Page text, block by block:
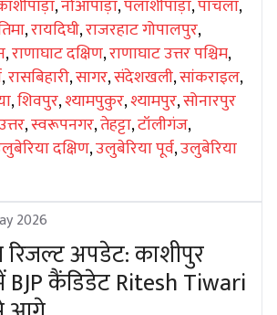
,नोआपाड़ा,पलाशीपाड़ा,पांचला,
,रायदिघी,राजरहाट गोपालपुर,
,राणाघाट दक्षिण,राणाघाट उत्तर पश्चिम,
,रासबिहारी,सागर,संदेशखली,सांकराइल,
,शिवपुर,श्यामपुकुर,श्यामपुर,सोनारपुर
,स्वरूपनगर,तेहट्टा,टॉलीगंज,
दक्षिण,उलुबेरिया पूर्व,उलुबेरिया
2026
रिजल्ट अपडेट: काशीपुर
कैंडिडेट Ritesh Tiwari